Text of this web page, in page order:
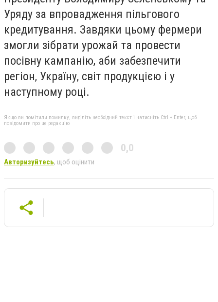
Уряду за впровадження пільгового
кредитування. Завдяки цьому фермери
змогли зібрати урожай та провести
посівну кампанію, аби забезпечити
регіон, Україну, світ продукцією і у
наступному році.
Якщо ви помітили помилку, виділіть необхідний текст і натисніть Ctrl + Enter, щоб
повідомити про це редакцію
0,0
Авторизуйтесь, щоб оцінити